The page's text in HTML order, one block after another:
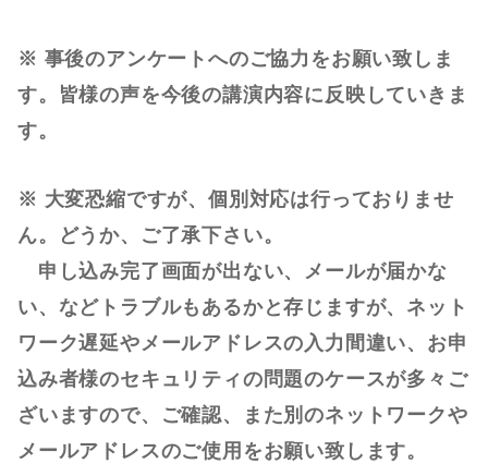
※ 事後のアンケートへのご協力をお願い致しま
す。皆様の声を今後の講演内容に反映していきま
す。
※ 大変恐縮ですが、個別対応は行っておりませ
ん。どうか、ご了承下さい。
申し込み完了画面が出ない、メールが届かな
い、などトラブルもあるかと存じますが、ネット
ワーク遅延やメールアドレスの入力間違い、お申
込み者様のセキュリティの問題のケースが多々ご
ざいますので、ご確認、また別のネットワークや
メールアドレスのご使用をお願い致します。